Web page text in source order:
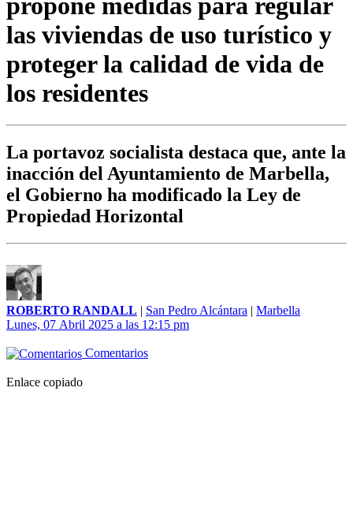
las viviendas de uso turístico y
proteger la calidad de vida de
los residentes
La portavoz socialista destaca que, ante la
inacción del Ayuntamiento de Marbella,
el Gobierno ha modificado la Ley de
Propiedad Horizontal
ROBERTO RANDALL | San Pedro Alcántara | Marbella
Lunes, 07 Abril 2025 a las 12:15 pm
Comentarios
Enlace copiado